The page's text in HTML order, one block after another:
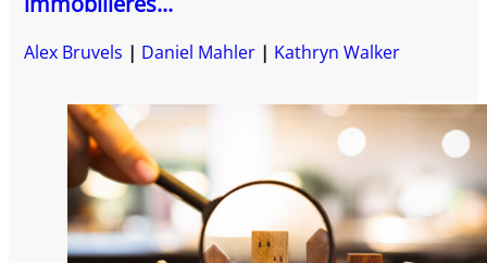
Alex Bruvels Daniel Mahler Kathryn Walker